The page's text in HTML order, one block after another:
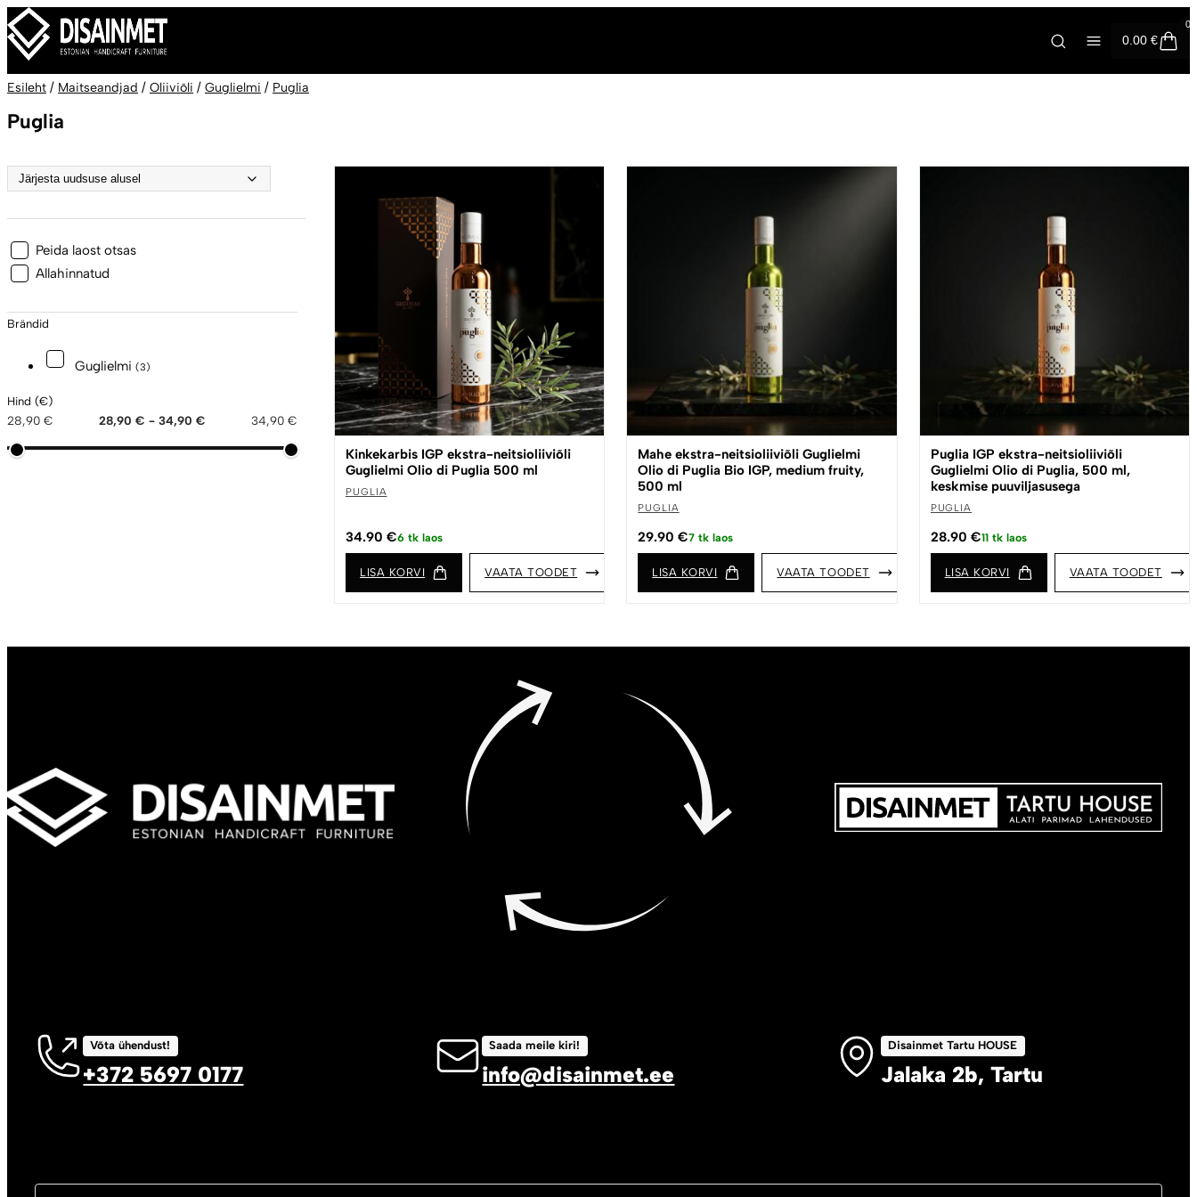
0.00 €
0
Esileht / Maitseandjad / Oliiviõli / Guglielmi / Puglia
Puglia
Peida laost otsas
Allahinnatud
Brändid
Guglielmi (3)
Hind (€)
28,90 € 28,90 € - 34,90 € 34,90 €
Kinkekarbis IGP ekstra-neitsioliiviõli
Guglielmi Olio di Puglia 500 ml
PUGLIA
34.90 €6 tk laos
LISA KORVI VAATA TOODET
Mahe ekstra-neitsioliiviõli Guglielmi
Olio di Puglia Bio IGP, medium fruity,
500 ml
PUGLIA
29.90€7 tk laos
LISA KORVI VAATA TOODET
Puglia IGP ekstra-neitsioliiviõli
Guglielmi Olio di Puglia, 500 ml,
keskmise puuviljasusega
PUGLIA
28.90 €11 tk laos
LISA KORVI VAATA TOODET
Võta ühendust!
+372 5697 0177
Saada meile kiri!
info@disainmet.ee
Disainmet Tartu HOUSE
Jalaka 2b, Tartu